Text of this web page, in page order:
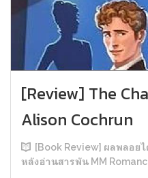
[Review] The
Alison Cochrun
[Book Review] ผลพลอย
หลังอ่านสารพัน MM